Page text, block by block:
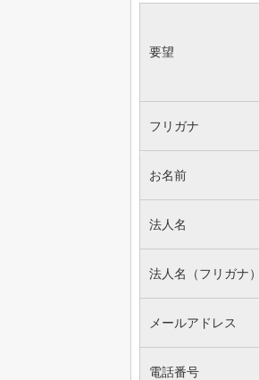
要望
フリガナ
お名前
法人名
法人名（フリガナ）
メールアドレス
電話番号